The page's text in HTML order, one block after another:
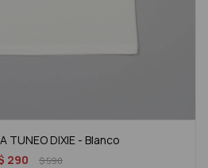
TUNEO DIXIE - Blanco
290 $590